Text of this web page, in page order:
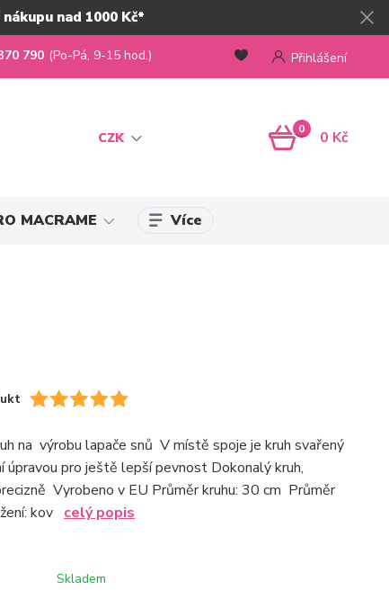
nad 1000 Kč*
CZK
Přihlášení
790 (Po-Pá, 9-15 hod.)
0 0 Kč
MACRAME Více
na výrobu lapače snů V místě spoje je kruh svařený
úpravou pro ještě lepší pevnost Dokonalý kruh,
Vyrobeno v EU Průměr kruhu: 30 cm Průměr
kov celý popis
Skladem